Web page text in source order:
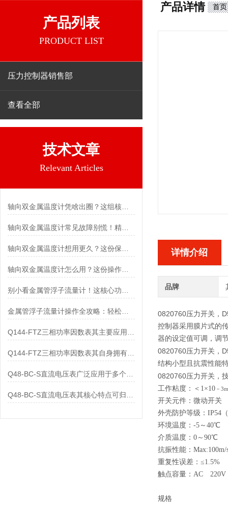
产品列表
PRODUCT LIST
压力控制器销售部
查看全部
技术文章
Relevant Articles
轴向双金属温度计凭啥出圈？这组核心特点给出了答案
轴向双金属温度计常见故障别慌！精准定位，轻松搞定难题
轴向双金属温度计怎么用？这份操作指南，新手也能快速拿捏！
金属管浮子流量计操作全攻略：轻松拿捏，精准掌控每一步！
Q144-FTZ三相功率因数表其自身拥有怎样的功能呢？
产品详情 首页
详情介绍
品牌
0820760压力开关，
控制器采用膜片式的
器的设定值可调，调
0820760压力开关，
结构小型且抗震性能
0820760压力开关，
工作粘度：＜1×10 －
开关元件：微动开关
外壳防护等级：IP54
环境温度：-5～40℃
介质温度：0～90℃
抗振性能：Max:100m/
重复性误差：≤1.5%
触点容量：AC
规格